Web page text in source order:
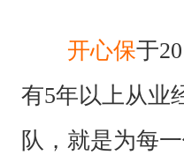
开心保于
有5年以上从业
队，就是为每